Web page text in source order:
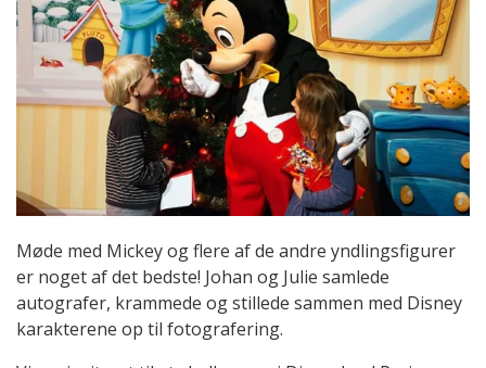
Møde med Mickey og flere af de andre yndlingsfigurer
er noget af det bedste! Johan og Julie samlede
autografer, krammede og stillede sammen med Disney
karakterene op til fotografering.